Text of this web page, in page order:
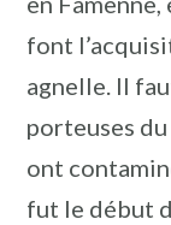
font
agnelle. Il
porteuses du
ont
fut le début